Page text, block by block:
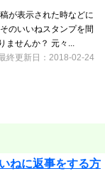
が表示された時などに
のいいねスタンプを間
ませんか？ 元々...
終更新日：2018-02-24
ねに返事をする方